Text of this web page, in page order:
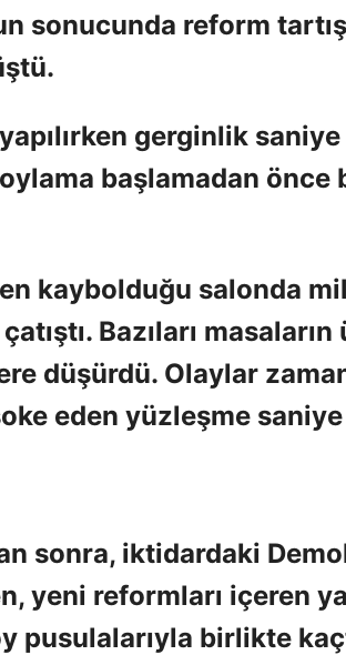
sonucunda reform
gerginlik saniye
başlamadan önce
kaybolduğu salonda
Bazıları
düşürdü. Olaylar
eden yüzleşme
sonra, iktidardaki
yeni reformları içeren
pusulalarıyla birlikte